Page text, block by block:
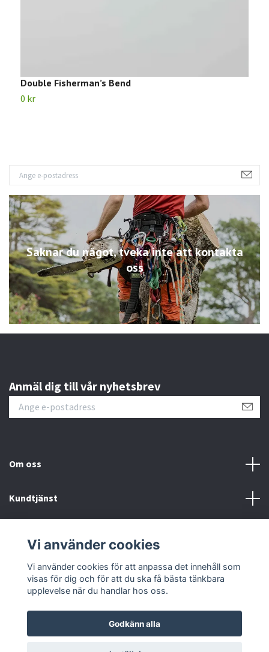
Saknar du något, tveka inte att kontakta
oss
Double Fisherman’s Bend
0 kr
Anmäl dig till vår nyhetsbrev
Om oss
Kundtjänst
Sociala medier
Vi använder cookies
Vi använder cookies för att anpassa det innehåll som
visas för dig och för att du ska få bästa tänkbara
upplevelse när du handlar hos oss.
Godkänn alla